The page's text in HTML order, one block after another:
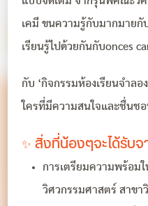
เคมี ขนความรู้กับมากมาย
เรียนรู้ไปด้วยกันกับonces
กับ ‘กิจกรรมห้องเรียนจำลอ
ใครที่มีความสนใจและชื่นช
✨ สิ่งที่น้องๆจะได้รับ
การเตรียมความพร้อม
วิศวกรรมศาสตร์ สาขา